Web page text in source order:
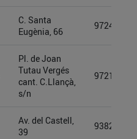
C. Santa
Eugènia, 66
Pl. de Joan
Tutau Vergés
cant. C.Llançà,
s/n
Av. del Castell,
39